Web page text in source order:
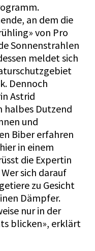
an dem die
von Pro
Sonnenstrahlen
meldet sich
Dennoch
Astrid
halbes Dutzend
und
Biber erfahren
in einem
die Expertin
sich darauf
zu Gesicht
Dämpfer.
nur in der
blicken», erklärt